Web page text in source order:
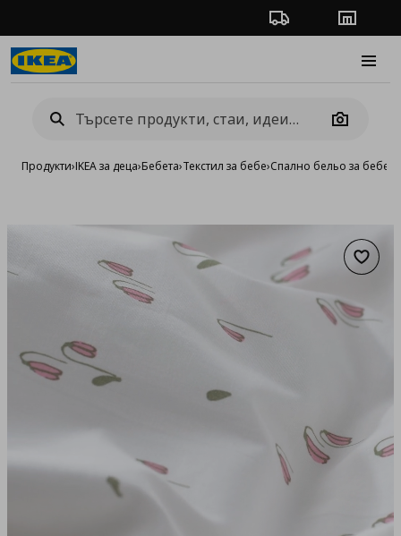
Проследяване на
Camera
Продукти›IKEA за деца›Бебета›Текстил за бебе›Спално бельо за бебета